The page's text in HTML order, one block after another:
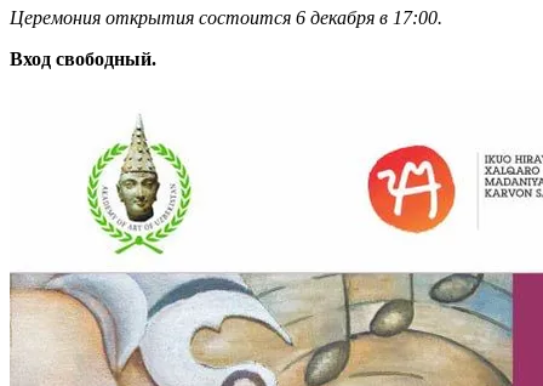
Церемония открытия состоится 6 декабря в 17:00.
Вход свободный.